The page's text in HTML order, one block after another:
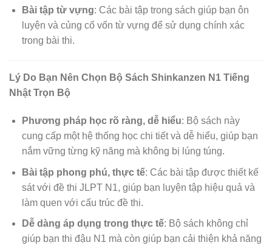
Bài tập từ vựng: Các bài tập trong sách giúp bạn ôn
luyện và củng cố vốn từ vựng để sử dụng chính xác
trong bài thi.
Lý Do Bạn Nên Chọn Bộ Sách Shinkanzen N1 Tiếng
Nhật Trọn Bộ
Phương pháp học rõ ràng, dễ hiểu: Bộ sách này
cung cấp một hệ thống học chi tiết và dễ hiểu, giúp bạn
nắm vững từng kỹ năng mà không bị lúng túng.
Bài tập phong phú, thực tế: Các bài tập được thiết kế
sát với đề thi JLPT N1, giúp bạn luyện tập hiệu quả và
làm quen với cấu trúc đề thi.
Dễ dàng áp dụng trong thực tế: Bộ sách không chỉ
giúp bạn thi đậu N1 mà còn giúp bạn cải thiện khả năng